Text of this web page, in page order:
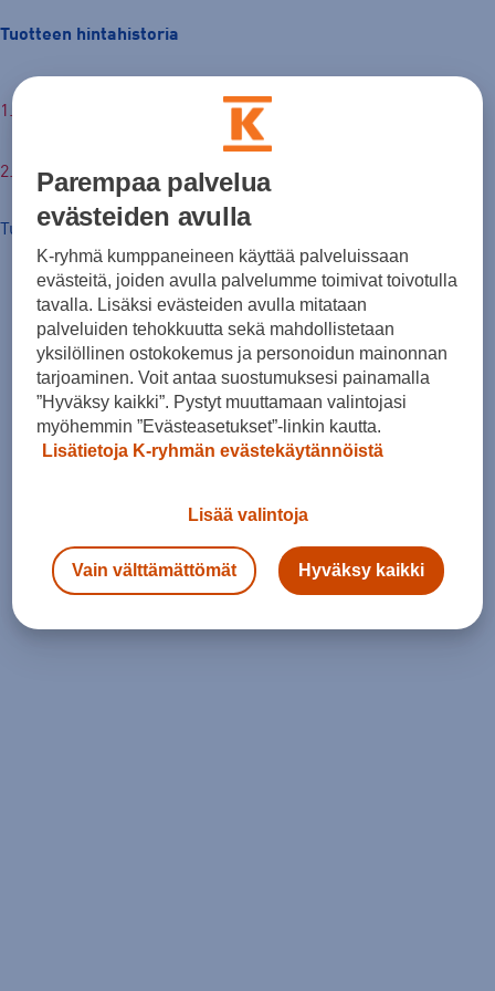
Tuotteen hintahistoria
Tuotteen hinta nyt
Parempaa palvelua
evästeiden avulla
K-ryhmä kumppaneineen käyttää palveluissaan
evästeitä, joiden avulla palvelumme toimivat toivotulla
tavalla. Lisäksi evästeiden avulla mitataan
palveluiden tehokkuutta sekä mahdollistetaan
yksilöllinen ostokokemus ja personoidun mainonnan
tarjoaminen. Voit antaa suostumuksesi painamalla
”Hyväksy kaikki”. Pystyt muuttamaan valintojasi
myöhemmin ”Evästeasetukset”-linkin kautta.
Lisätietoja K-ryhmän evästekäytännöistä
Lisää valintoja
Vain välttämättömät Hyväksy kaikki